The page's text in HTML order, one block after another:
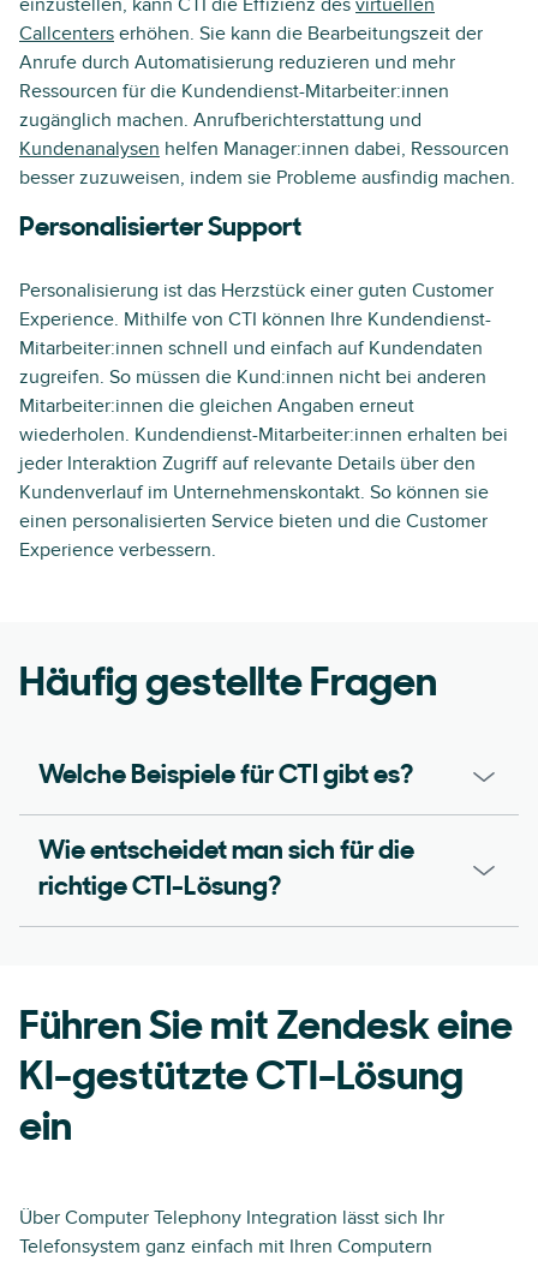
Callcenters erhöhen. Sie kann die Bearbeitungszeit der
Anrufe durch Automatisierung reduzieren und mehr
Ressourcen für die Kundendienst-Mitarbeiter:innen
zugänglich machen. Anrufberichterstattung und
Kundenanalysen helfen Manager:innen dabei, Ressourcen
besser zuzuweisen, indem sie Probleme ausfindig machen.
Personalisierter Support
Personalisierung ist das Herzstück einer guten Customer
Experience. Mithilfe von CTI können Ihre Kundendienst-
Mitarbeiter:innen schnell und einfach auf Kundendaten
zugreifen. So müssen die Kund:innen nicht bei anderen
Mitarbeiter:innen die gleichen Angaben erneut
wiederholen. Kundendienst-Mitarbeiter:innen erhalten bei
jeder Interaktion Zugriff auf relevante Details über den
Kundenverlauf im Unternehmenskontakt. So können sie
einen personalisierten Service bieten und die Customer
Experience verbessern.
Häufig gestellte Fragen
Welche Beispiele für CTI gibt es?
Wie entscheidet man sich für die
richtige CTI-Lösung?
Führen Sie mit Zendesk eine
KI-gestützte CTI-Lösung
ein
Über Computer Telephony Integration lässt sich Ihr
Telefonsystem ganz einfach mit Ihren Computern